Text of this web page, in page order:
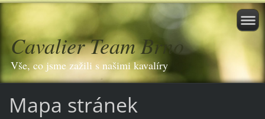
Cavalier Team Brno
Vše, co jsme zažili s našimi kavalíry
Mapa stránek